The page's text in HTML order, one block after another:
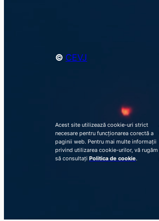
© CEVJ
Acest site utilizează cookie-uri strict
necesare pentru funcționarea corectă a
paginii web. Pentru mai multe informații
privind utilizarea cookie-urilor, vă rugăm
să consultați Politica de cookie.